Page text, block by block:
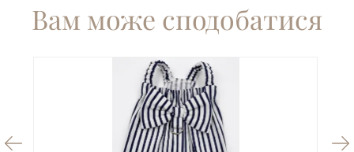
Вам може сподобатися